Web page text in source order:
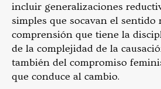
incluir generalizaciones
simples que socavan el sentido
comprensión que tiene la
de la complejidad de la
también del compromiso
que conduce al cambio.